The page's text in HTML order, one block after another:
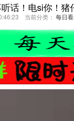
话！电si你！猪
当前分类： 每日